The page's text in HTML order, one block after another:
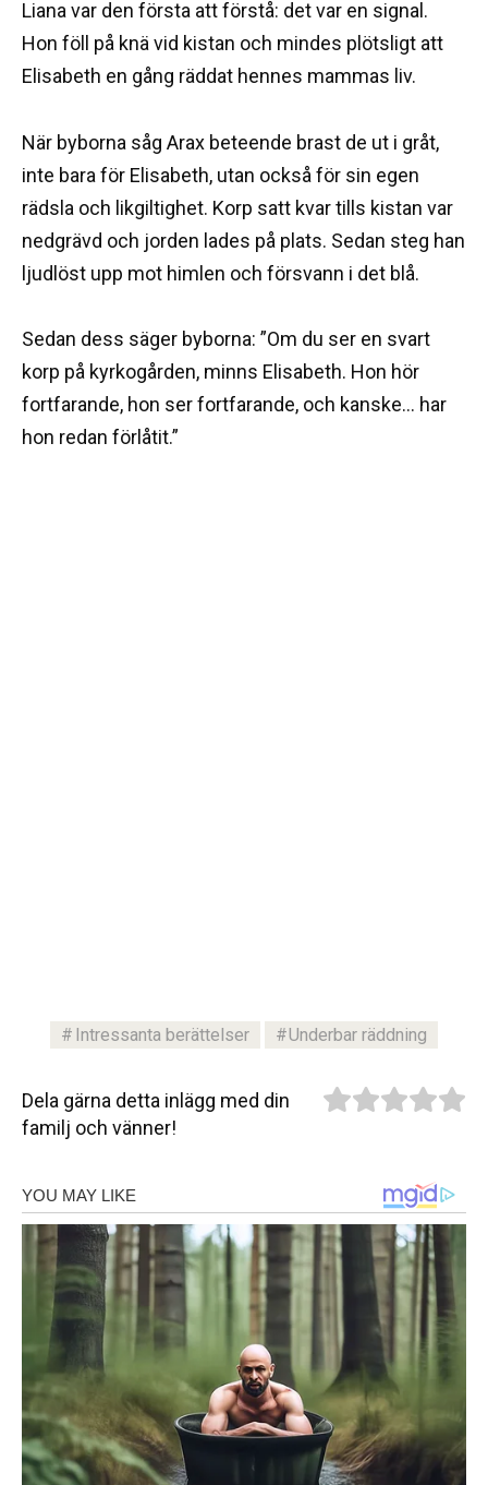
Liana var den första att förstå: det var en signal.
Hon föll på knä vid kistan och mindes plötsligt att
Elisabeth en gång räddat hennes mammas liv.
När byborna såg Arax beteende brast de ut i gråt,
inte bara för Elisabeth, utan också för sin egen
rädsla och likgiltighet. Korp satt kvar tills kistan var
nedgrävd och jorden lades på plats. Sedan steg han
ljudlöst upp mot himlen och försvann i det blå.
Sedan dess säger byborna: ”Om du ser en svart
korp på kyrkogården, minns Elisabeth. Hon hör
fortfarande, hon ser fortfarande, och kanske… har
hon redan förlåtit.”
Intressanta berättelser Underbar räddning
Dela gärna detta inlägg med din
familj och vänner!